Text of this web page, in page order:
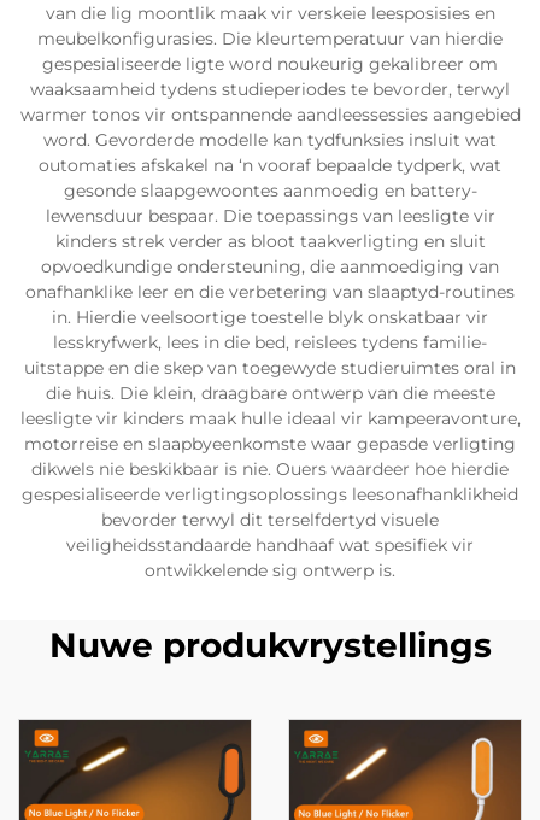
van die lig moontlik maak vir verskeie leesposisies en
meubelkonfigurasies. Die kleurtemperatuur van hierdie
gespesialiseerde ligte word noukeurig gekalibreer om
waaksaamheid tydens studieperiodes te bevorder, terwyl
warmer tonos vir ontspannende aandleessessies aangebied
word. Gevorderde modelle kan tydfunksies insluit wat
outomaties afskakel na ‘n vooraf bepaalde tydperk, wat
gesonde slaapgewoontes aanmoedig en battery-
lewensduur bespaar. Die toepassings van leesligte vir
kinders strek verder as bloot taakverligting en sluit
opvoedkundige ondersteuning, die aanmoediging van
onafhanklike leer en die verbetering van slaaptyd-routines
in. Hierdie veelsoortige toestelle blyk onskatbaar vir
lesskryfwerk, lees in die bed, reislees tydens familie-
uitstappe en die skep van toegewyde studieruimtes oral in
die huis. Die klein, draagbare ontwerp van die meeste
leesligte vir kinders maak hulle ideaal vir kampeeravonture,
motorreise en slaapbyeenkomste waar gepasde verligting
dikwels nie beskikbaar is nie. Ouers waardeer hoe hierdie
gespesialiseerde verligtingsoplossings leesonafhanklikheid
bevorder terwyl dit terselfdertyd visuele
veiligheidsstandaarde handhaaf wat spesifiek vir
ontwikkelende sig ontwerp is.
Nuwe produkvrystellings